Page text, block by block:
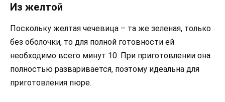
Из желтой
Поскольку желтая чечевица – та же зеленая, только
без оболочки, то для полной готовности ей
необходимо всего минут 10. При приготовлении она
полностью разваривается, поэтому идеальна для
приготовления пюре.